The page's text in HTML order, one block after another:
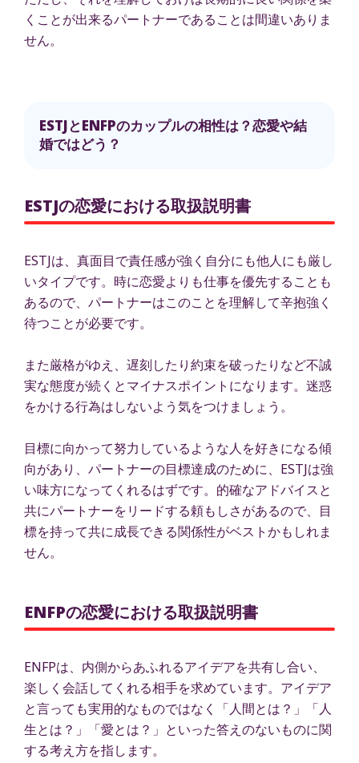
くことが出来るパートナーであることは間違いありま
せん。
ESTJとENFPのカップルの相性は？恋愛や結
婚ではどう？
ESTJの恋愛における取扱説明書
ESTJは、真面目で責任感が強く自分にも他人にも厳し
いタイプです。時に恋愛よりも仕事を優先することも
あるので、パートナーはこのことを理解して辛抱強く
待つことが必要です。
また厳格がゆえ、遅刻したり約束を破ったりなど不誠
実な態度が続くとマイナスポイントになります。迷惑
をかける行為はしないよう気をつけましょう。
目標に向かって努力しているような人を好きになる傾
向があり、パートナーの目標達成のために、ESTJは強
い味方になってくれるはずです。的確なアドバイスと
共にパートナーをリードする頼もしさがあるので、目
標を持って共に成長できる関係性がベストかもしれま
せん。
ENFPの恋愛における取扱説明書
ENFPは、内側からあふれるアイデアを共有し合い、
楽しく会話してくれる相手を求めています。アイデア
と言っても実用的なものではなく「人間とは？」「人
生とは？」「愛とは？」といった答えのないものに関
する考え方を指します。